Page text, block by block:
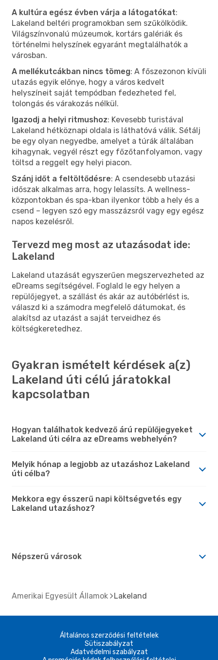
A kultúra egész évben várja a látogatókat:
Lakeland beltéri programokban sem szűkölködik.
Világszínvonalú múzeumok, kortárs galériák és
történelmi helyszínek egyaránt megtalálhatók a
városban.
A mellékutcákban nincs tömeg: A főszezonon kívüli
utazás egyik előnye, hogy a város kedvelt
helyszíneit saját tempódban fedezheted fel,
tolongás és várakozás nélkül.
Igazodj a helyi ritmushoz: Kevesebb turistával
Lakeland hétköznapi oldala is láthatóvá válik. Sétálj
be egy olyan negyedbe, amelyet a túrák általában
kihagynak, vegyél részt egy főzőtanfolyamon, vagy
töltsd a reggelt egy helyi piacon.
Szánj időt a feltöltődésre: A csendesebb utazási
időszak alkalmas arra, hogy lelassíts. A wellness-
központokban és spa-kban ilyenkor több a hely és a
csend – legyen szó egy masszázsról vagy egy egész
napos kezelésről.
Tervezd meg most az utazásodat ide:
Lakeland
Lakeland utazását egyszerűen megszervezheted az
eDreams segítségével. Foglald le egy helyen a
repülőjegyet, a szállást és akár az autóbérlést is,
válaszd ki a számodra megfelelő dátumokat, és
alakítsd az utazást a saját terveidhez és
költségkeretedhez.
Gyakran ismételt kérdések a(z)
Lakeland úti célú járatokkal
kapcsolatban
Hogyan találhatok kedvező árú repülőjegyeket
Lakeland úti célra az eDreams webhelyén?
Melyik hónap a legjobb az utazáshoz Lakeland
úti célba?
Mekkora egy ésszerű napi költségvetés egy
Lakeland utazáshoz?
Népszerű városok
Amerikai Egyesült Államok Lakeland
Általános szerződési feltételek
Sütiszabályzat
Adatvédelmi szabályzat